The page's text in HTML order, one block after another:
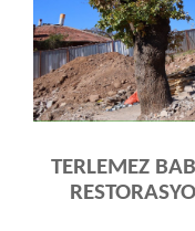
TERLEMEZ